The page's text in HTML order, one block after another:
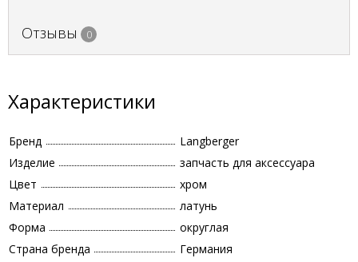
Отзывы 0
Характеристики
Бренд
Langberger
Изделие
запчасть для аксессуара
Цвет
хром
Материал
латунь
Форма
округлая
Страна бренда
Германия